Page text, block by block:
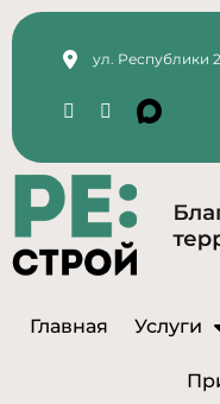
ул. Республики
Главная Услуги